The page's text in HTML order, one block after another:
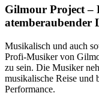
Gilmour Project
atemberaubender
Musikalisch und auch
Profi-Musiker von
zu sein. Die Musiker
musikalische Reise
Performance.